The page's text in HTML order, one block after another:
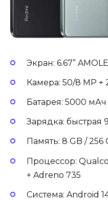
Экран: 6.67”
Камера: 50/8 MP +
Батарея: 5000 мАч
Зарядка: быстрая
Память: 8 GB / 256
Процессор:
+ Adreno 735
Система: Android